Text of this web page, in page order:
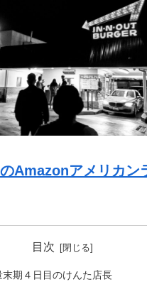
Amazonアメリカン
目次
末期４日目のけんた店長